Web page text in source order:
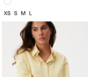
XS S M L